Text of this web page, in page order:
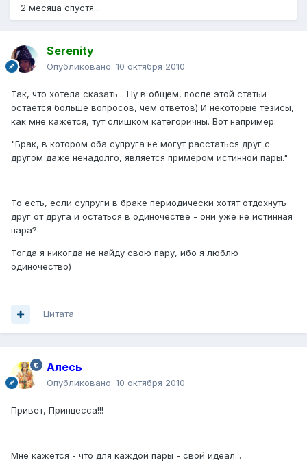
2 месяца спустя...
Serenity
Опубликовано: 10 октября 2010
Так, что хотела сказать... Ну в общем, после этой статьи
остается больше вопросов, чем ответов) И некоторые тезисы,
как мне кажется, тут слишком категоричны. Вот например:
"Брак, в котором оба супруга не могут расстаться друг с
другом даже ненадолго, является примером истинной пары."
То есть, если супруги в браке периодически хотят отдохнуть
друг от друга и остаться в одиночестве - они уже не истинная
пара?
Тогда я никогда не найду свою пару, ибо я люблю
одиночество)
Цитата
Алесь
Опубликовано: 10 октября 2010
Привет, Принцесса!!!
Мне кажется - что для каждой пары - свой идеал...